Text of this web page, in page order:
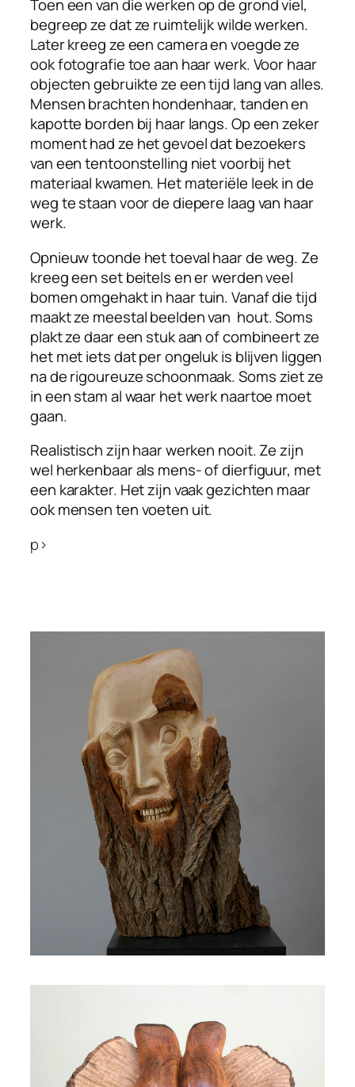
Toen een van die werken op de grond viel,
begreep ze dat ze ruimtelijk wilde werken.
Later kreeg ze een camera en voegde ze
ook fotografie toe aan haar werk. Voor haar
objecten gebruikte ze een tijd lang van alles.
Mensen brachten hondenhaar, tanden en
kapotte borden bij haar langs. Op een zeker
moment had ze het gevoel dat bezoekers
van een tentoonstelling niet voorbij het
materiaal kwamen. Het materiële leek in de
weg te staan voor de diepere laag van haar
werk.
Opnieuw toonde het toeval haar de weg. Ze
kreeg een set beitels en er werden veel
bomen omgehakt in haar tuin. Vanaf die tijd
maakt ze meestal beelden van hout. Soms
plakt ze daar een stuk aan of combineert ze
het met iets dat per ongeluk is blijven liggen
na de rigoureuze schoonmaak. Soms ziet ze
in een stam al waar het werk naartoe moet
gaan.
Realistisch zijn haar werken nooit. Ze zijn
wel herkenbaar als mens- of dierfiguur, met
een karakter. Het zijn vaak gezichten maar
ook mensen ten voeten uit.
p>